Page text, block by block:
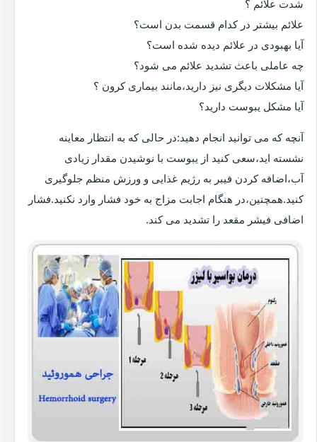
شدت علائم ؟
علائم بیشتر در کدام قسمت بدن است؟
آیا بهبودی در علائم دیده شده است؟
چه عاملی باعث تشدید علائم می شود؟
آیا مشکلات دیگری نیز دارید،مانند بیماری کرون ؟
آیا مشکل یبوست دارید؟
آنچه که می توانید انجام دهید:در حالی که به انتظار معاینه
نشسته اید،سعی کنید از یبوست با نوشیدن مقدار زیادی
آب،اضافه کردن فیبر به رژیم غذایی و ورزش منظم جلوگیری
کنید.همچنین،در هنگام اجابت مزاج به خود فشار وارد نکنید.فشار
اضافی فیشر مقعد را تشدید می کند.